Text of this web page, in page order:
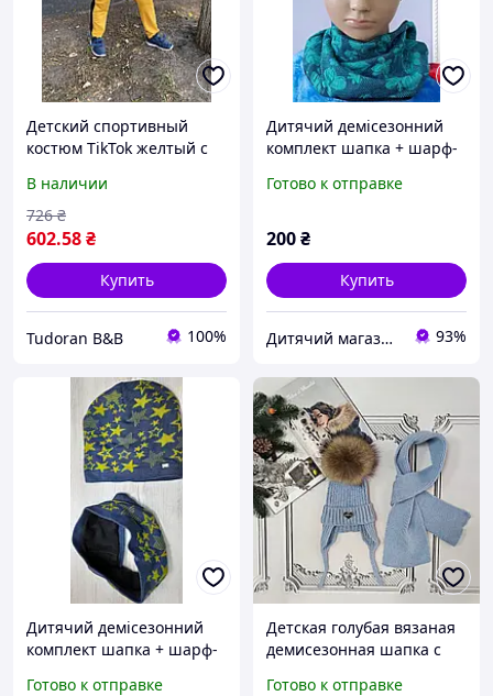
Детский спортивный
костюм TikTok желтый с
комплект для мальчика
демисезонный турецкий
трикотаж
В наличии
602.58₴
726 ₴
Купить
Tudoran B&B 100%
Дитячий демісезонний
комплект шапка + шарф-
весняна
Готово к отправке
200₴
Купить
Дитячий магазин СОНЕЧКО 93%
Дитячий демісезонний
комплект шапка + шарф-
Готово к отправке
Детская голубая вязаная
демисезонная шапка c
Готово к отправке